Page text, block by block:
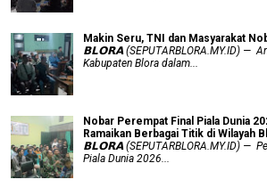
Makin Seru, TNI dan Masyarakat
𝗕𝗟𝗢𝗥𝗔 (SEPUTARBLORA.MY.ID) —
Kabupaten Blora dalam...
Nobar Perempat Final Piala Dunia
Ramaikan Berbagai Titik di Wilayah
𝗕𝗟𝗢𝗥𝗔 (SEPUTARBLORA.MY.ID) —
Piala Dunia 2026...